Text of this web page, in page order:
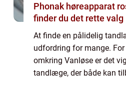
Phonak høreapparat
finder du det rette valg
At finde en pålidelig
udfordring for mange. For
omkring Vanløse er det
tandlæge, der både kan